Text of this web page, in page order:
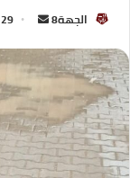
الجهة8 29 شتنبر، 2025